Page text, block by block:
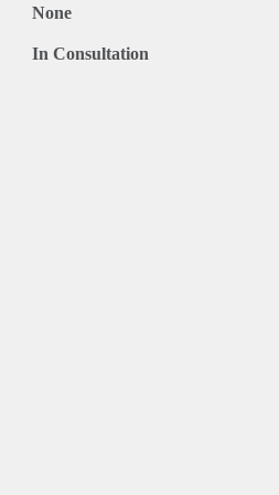
Exclusief gemeente
None
In Consultation